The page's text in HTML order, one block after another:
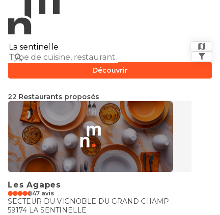
Découvrir
22 Restaurants proposés
Les Agapes
47 avis
SECTEUR DU VIGNOBLE DU GRAND CHAMP
59174 LA SENTINELLE